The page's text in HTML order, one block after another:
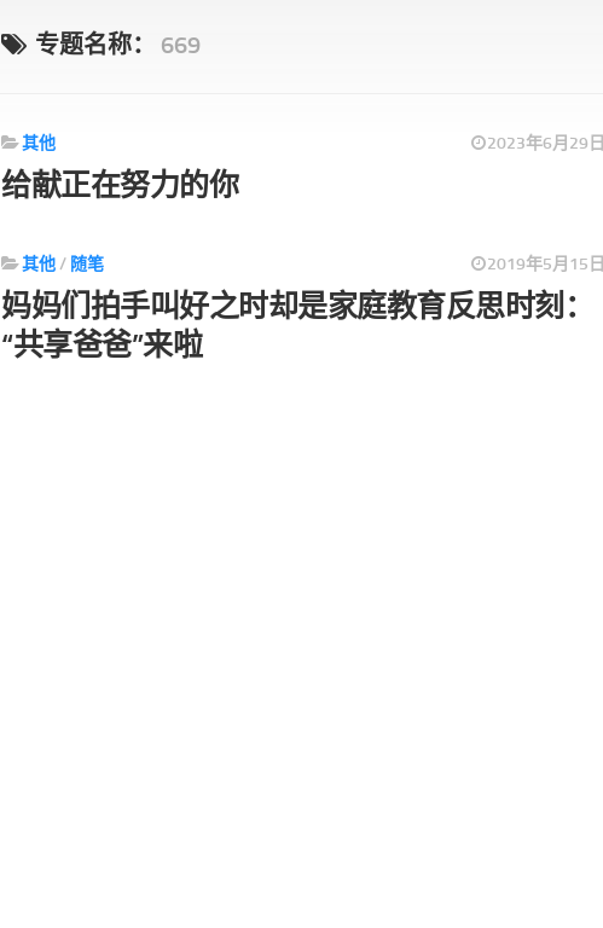
专题名称： 669
其他 2023年6月29日
给献‬正在努力的你
其他/ 随笔 2019年5月15日
妈妈们拍手叫好之时却是家庭教育反思时刻：
“共享爸爸”来啦